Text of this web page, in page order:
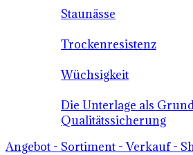
Staunässe
Trockenresistenz
Wüchsigkeit
Die Unterlage als
Qualitätssicherung
Angebot - Sortiment - Verkauf -